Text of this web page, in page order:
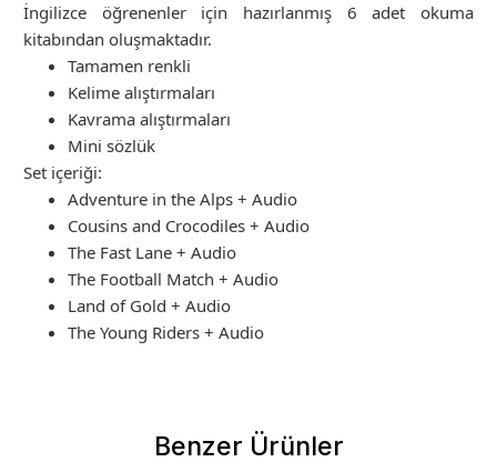
İngilizce öğrenenler için hazırlanmış 6 adet okuma
kitabından oluşmaktadır.
Tamamen renkli
Kelime alıştırmaları
Kavrama alıştırmaları
Mini sözlük
Set içeriği:
Adventure in the Alps + Audio
Cousins and Crocodiles + Audio
The Fast Lane + Audio
The Football Match + Audio
Land of Gold + Audio
The Young Riders + Audio
Benzer Ürünler